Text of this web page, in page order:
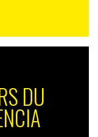
DU